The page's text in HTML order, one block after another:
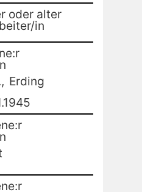
oder alter
in
Erding